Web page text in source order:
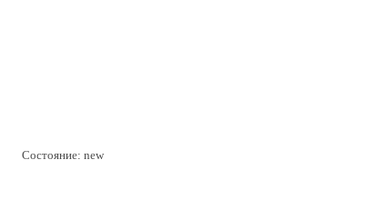
Состояние: new